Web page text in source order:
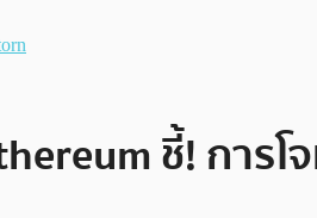
ชี้! การ